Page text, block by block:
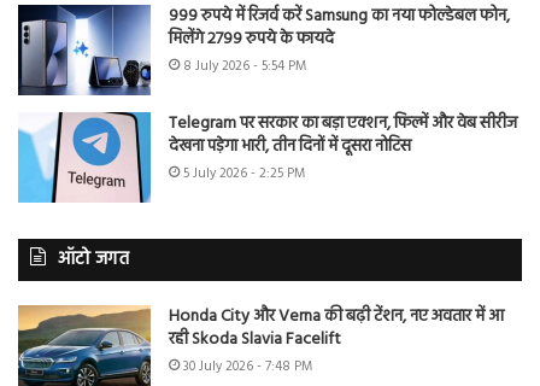
999 रुपये में रिजर्व करें Samsung का नया फोल्डेबल फोन,
मिलेंगे 2799 रुपये के फायदे
8 July 2026 - 5:54 PM
Telegram पर सरकार का बड़ा एक्शन, फिल्में और वेब सीरीज
देखना पड़ेगा भारी, तीन दिनों में दूसरा नोटिस
5 July 2026 - 2:25 PM
ऑटो जगत
Honda City और Verna की बढ़ी टेंशन, नए अवतार में आ
रही Skoda Slavia Facelift
30 July 2026 - 7:48 PM